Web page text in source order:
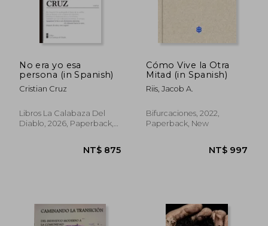
No era yo esa
persona (in Spanish)
Cristian Cruz
Libros La Calabaza Del
Diablo, 2026, Paperback,
Cómo Vive la Otra
Mitad (in Spanish)
Riis, Jacob A.
Bifurcaciones, 2022,
Paperback, New